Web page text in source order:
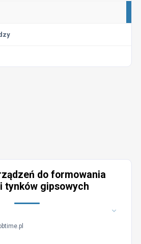
do formowania
tynków gipsowych